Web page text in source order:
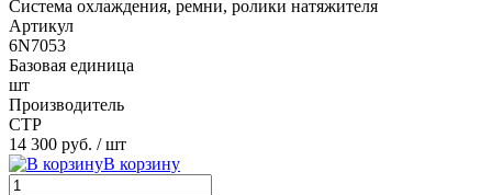
Система охлаждения, ремни, ролики натяжителя
Артикул
6N7053
Базовая единица
шт
Производитель
CTP
14 300 руб. / шт
В корзину